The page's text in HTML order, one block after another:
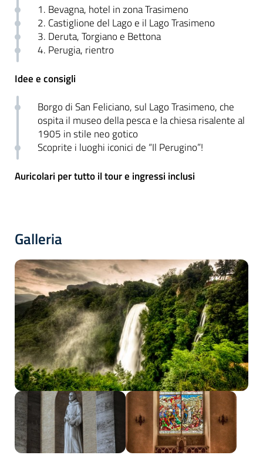
1. Bevagna, hotel in zona Trasimeno
2. Castiglione del Lago e il Lago Trasimeno
3. Deruta, Torgiano e Bettona
4. Perugia, rientro
Idee e consigli
Borgo di San Feliciano, sul Lago Trasimeno, che
ospita il museo della pesca e la chiesa risalente al
1905 in stile neo gotico
Scoprite i luoghi iconici de “Il Perugino”!
Auricolari per tutto il tour e ingressi inclusi
Galleria